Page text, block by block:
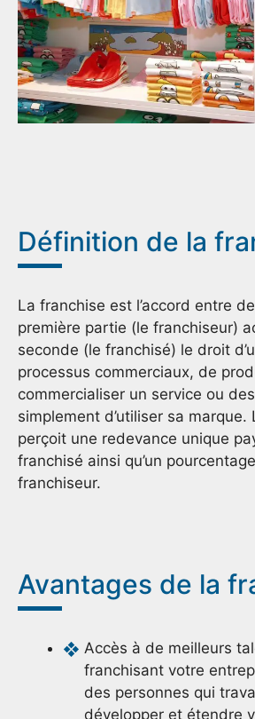
Définition de la
La franchise est l’accord entre
première partie (le franchiseur)
seconde (le franchisé) le droit
processus commerciaux, de
commercialiser un service ou
simplement d’utiliser sa marque.
perçoit une redevance unique
franchisé ainsi qu’un
franchiseur.
Avantages de la
Accès à de meilleurs
franchisant votre
des personnes qui
développer et étendre